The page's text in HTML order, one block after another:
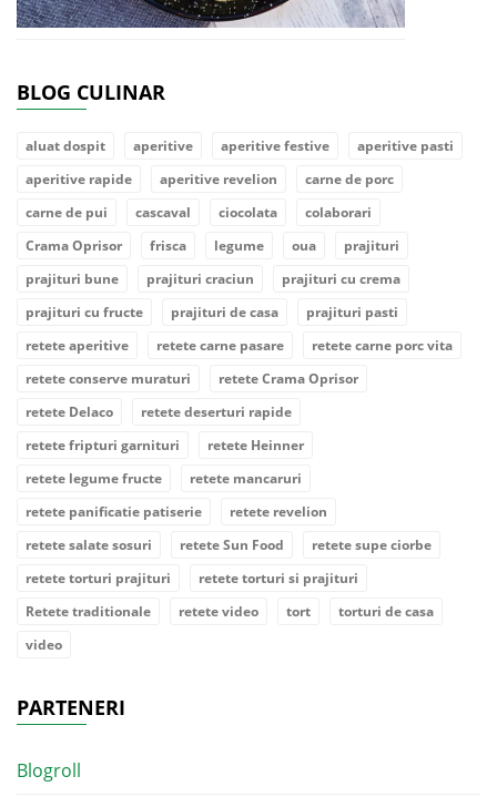
BLOG CULINAR
aluat dospit aperitive aperitive festive
aperitive pasti
aperitive rapide
aperitive revelion
carne de porc
carne de pui
cascaval ciocolata
colaborari
Crama Oprisor
frisca legume oua
prajituri
prajituri bune
prajituri craciun
prajituri cu crema
prajituri cu fructe
prajituri de casa
prajituri pasti
retete aperitive
retete carne pasare
retete carne porc vita
retete conserve muraturi
retete Crama Oprisor
retete Delaco
retete deserturi rapide
retete fripturi garnituri
retete Heinner
retete legume fructe
retete mancaruri
retete panificatie patiserie
retete revelion
retete salate sosuri
retete Sun Food
retete supe ciorbe
retete torturi prajituri
retete torturi si prajituri
Retete traditionale
retete video tort
torturi de casa
video
PARTENERI
Blogroll